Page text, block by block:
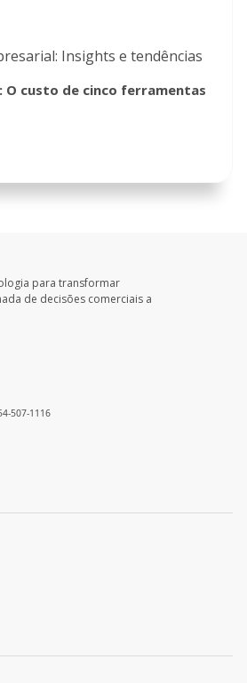
Insights e tendências
O custo de cinco ferramentas
para transformar
de decisões comerciais a
507-1116